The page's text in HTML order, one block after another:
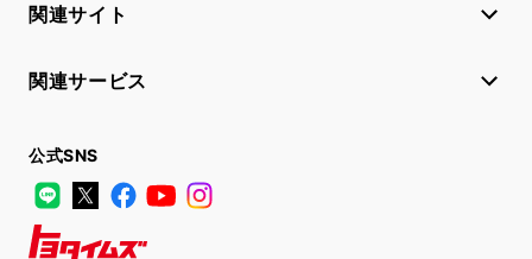
関連サイト
関連サービス
公式SNS
LINE
X FacebookYouTube